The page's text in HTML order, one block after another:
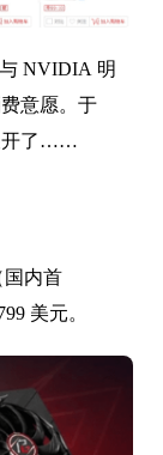
NVIDIA 明
意愿。于
开了……
国内首
美元。